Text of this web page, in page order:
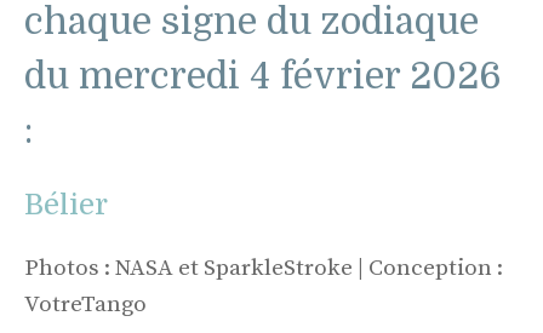
chaque signe du zodiaque
du mercredi 4 février 2026
:
Bélier
Photos : NASA et SparkleStroke | Conception :
VotreTango